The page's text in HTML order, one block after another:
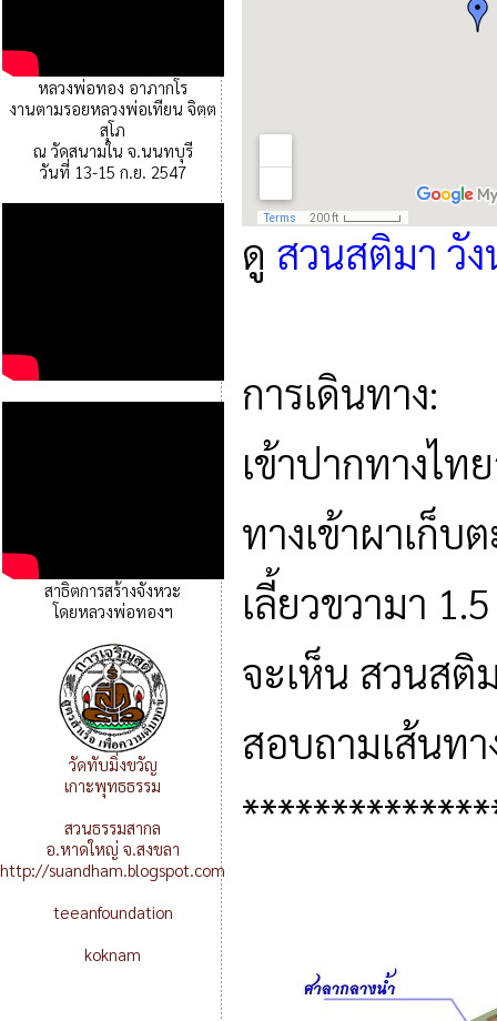
หลวงพ่อทอง อาภากโร
งานตามรอยหลวงพ่อเทียน จิตฺต
สุโภ
ณ วัดสนามใน จ.นนทบุรี
วันที่ 13-15 ก.ย. 2547
สาธิตการสร้างจังหวะ
โดยหลวงพ่อทองฯ
วัดทับมิ่งขวัญ
เกาะพุทธธรรม
สวนธรรมสากล
อ.หาดใหญ่ จ.สงขลา
http://suandham.blogspot.com
teeanfoundation
koknam
ดู สวนสติมา วัง
การเดินทาง:
เข้าปากทางไ
ทางเข้าผาเก็
เลี้ยวขวามา
จะเห็น สวนสติ
สอบถามเส้นท